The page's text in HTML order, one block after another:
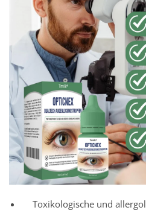
Toxikologische und